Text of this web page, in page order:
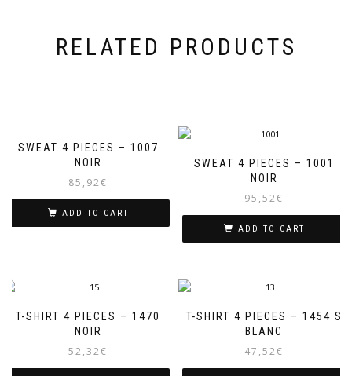
RELATED PRODUCTS
SWEAT 4 PIECES – 1007
NOIR
85,92€
ADD TO CART
SWEAT 4 PIECES – 1001
NOIR
95,52€
ADD TO CART
T-SHIRT 4 PIECES – 1470
NOIR
52,32€
T-SHIRT 4 PIECES – 1454 S
BLANC
47,52€